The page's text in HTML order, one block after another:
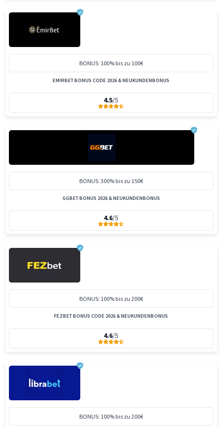
BONUS: 100% bis zu 100€
EMIRBET BONUS CODE 2026 & NEUKUNDENBONUS
4.5/5
BONUS: 300% bis zu 150€
GGBET BONUS 2026 & NEUKUNDENBONUS
4.6/5
BONUS: 100% bis zu 200€
FEZBET BONUS CODE 2026 & NEUKUNDENBONUS
4.6/5
BONUS: 100% bis zu 200€